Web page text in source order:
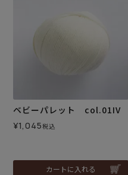
ベビーパレット col.01IV
¥1,045税込
カートに入れる